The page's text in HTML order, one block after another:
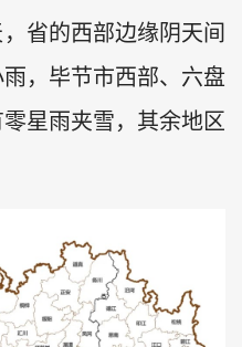
省的西部边缘阴天间
，毕节市西部、六盘
星雨夹雪，其余地区